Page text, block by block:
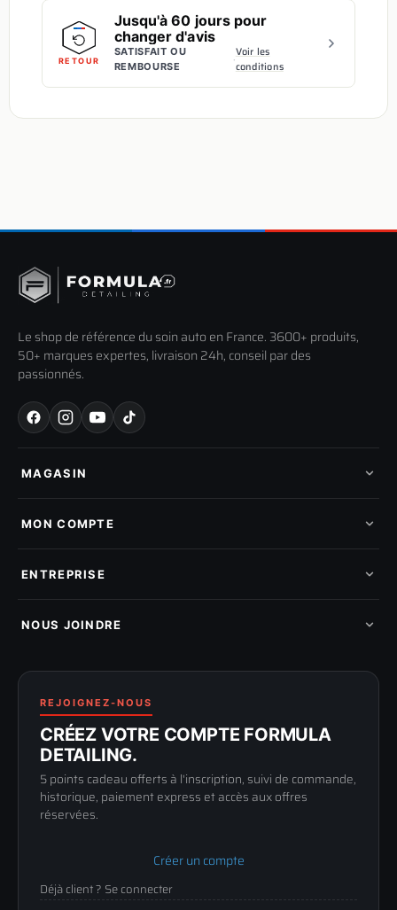
RETOUR
Jusqu'à 60 jours pour
changer d'avis
SATISFAIT OU
REMBOURSE
·Voir les
conditions
Le shop de référence du soin auto en France. 3600+ produits,
50+ marques expertes, livraison 24h, conseil par des
passionnés.
MAGASIN
Nos marques
Pads de polissage
Pièces détachées
MON COMPTE
Mes tickets SAV
Mon parrainage
Programme fidelite
ENTREPRISE
Compte pro
Politique de retour
Conditions générales
Mentions légales
Confidentialité
NOUS JOINDRE
89100 SENS
03 73 61 02 02
Lun-Ven
9h-12h / 14h-17h
REJOIGNEZ-NOUS
CRÉEZ VOTRE COMPTE FORMULA
DETAILING.
5 points cadeau offerts à l'inscription, suivi de commande,
historique, paiement express et accès aux offres
réservées.
Créer un compte
Déjà client ? Se connecter